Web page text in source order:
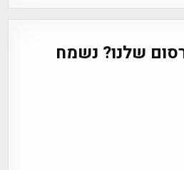
שלנו? נשמח